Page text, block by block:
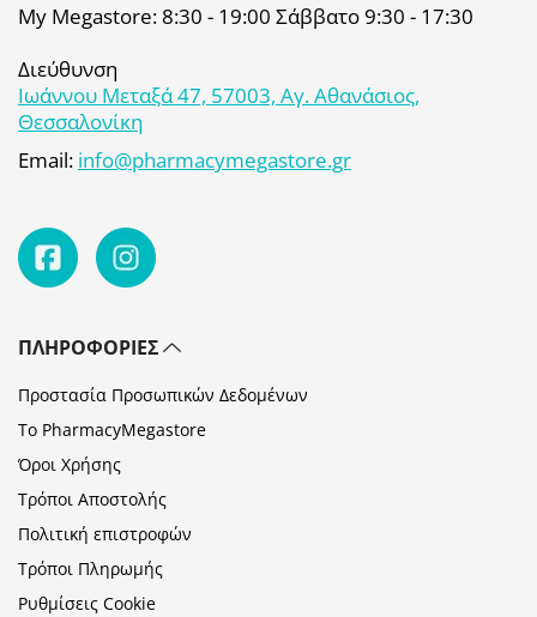
My Megastore: 8:30 - 19:00 Σάββατο 9:30 - 17:30
Διεύθυνση
Ιωάννου Μεταξά 47, 57003, Αγ. Αθανάσιος,
Θεσσαλονίκη
Email: info@pharmacymegastore.gr
ΠΛΗΡΟΦΟΡΊΕΣ
Προστασία Προσωπικών Δεδομένων
Το PharmacyMegastore
Όροι Χρήσης
Τρόποι Αποστολής
Πολιτική επιστροφών
Τρόποι Πληρωμής
Ρυθμίσεις Cookie